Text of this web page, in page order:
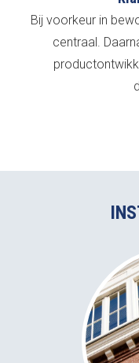
Bij voorkeur in
centraal.